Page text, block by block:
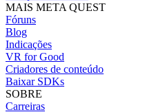
MAIS META QUEST
Fóruns
Blog
Indicações
VR for Good
Criadores de conteúdo
Baixar SDKs
SOBRE
Carreiras